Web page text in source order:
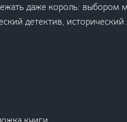
даже король: выбором
детектив,